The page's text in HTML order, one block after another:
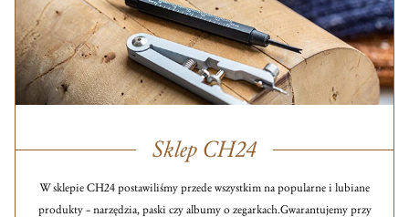
Sklep CH24
W sklepie CH24 postawiliśmy przede wszystkim na popularne i lubiane
produkty – narzędzia, paski czy albumy o zegarkach.Gwarantujemy przy